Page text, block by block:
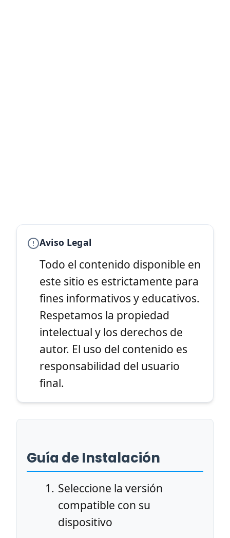
Aviso Legal
Todo el contenido disponible en
este sitio es estrictamente para
fines informativos y educativos.
Respetamos la propiedad
intelectual y los derechos de
autor. El uso del contenido es
responsabilidad del usuario
final.
Guía de Instalación
Seleccione la versión
compatible con su
dispositivo